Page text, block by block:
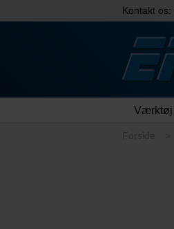
Kontakt os:
Værktøj